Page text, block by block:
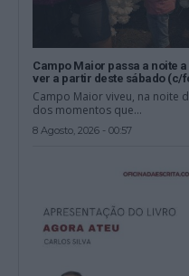
Campo Maior passa a noite
ver a partir deste sábado (c/
Campo Maior viveu, na noite
dos momentos que...
8 Agosto, 2026 - 00:57